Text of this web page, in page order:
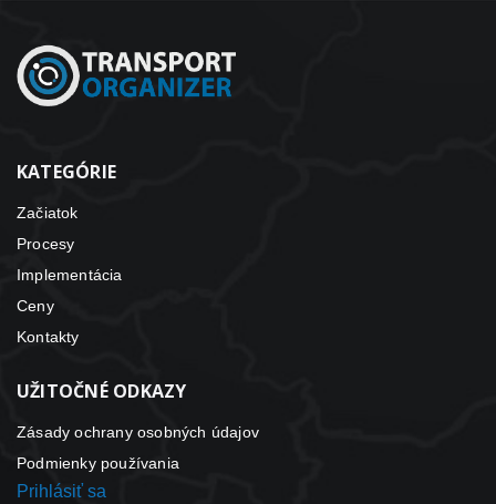
KATEGÓRIE
Začiatok
Procesy
Implementácia
Ceny
Kontakty
UŽITOČNÉ ODKAZY
Zásady ochrany osobných údajov
Podmienky používania
Prihlásiť sa